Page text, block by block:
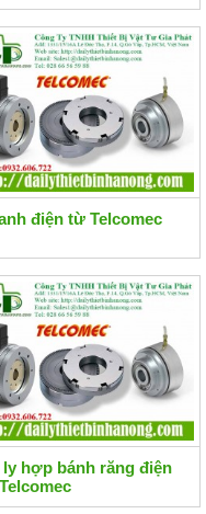
điện từ Telcomec
ly hợp bánh răng điện